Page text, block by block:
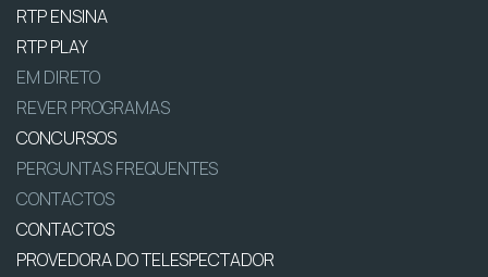
RTP ENSINA
RTP PLAY
EM DIRETO
REVER PROGRAMAS
CONCURSOS
PERGUNTAS FREQUENTES
CONTACTOS
CONTACTOS
PROVEDORA DO TELESPECTADOR